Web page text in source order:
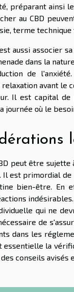
préparant ainsi
au CBD
terme
aussi associer
dans la
de
avant le
Il est capital
journée où le
peut être
Il est primordial
bien-être. En
qui ne
de
dans les
essentielle la
conseils avisés